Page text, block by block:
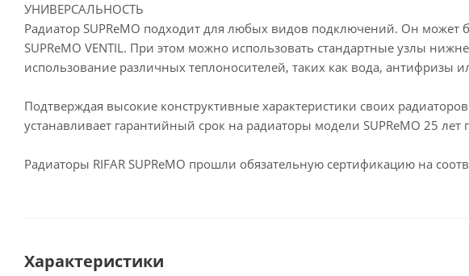
УНИВЕРСАЛЬНОСТЬ
Радиатор SUPReMO подходит для любых видов подключений. Он
SUPReMO VENTIL. При этом можно использовать стандартные узлы
использование различных теплоносителей, таких как вода, антифризы
Подтверждая высокие конструктивные характеристики своих
устанавливает гарантийный срок на радиаторы модели SUPReMO 25
Радиаторы RIFAR SUPReMO прошли обязательную сертификацию на
Характеристики